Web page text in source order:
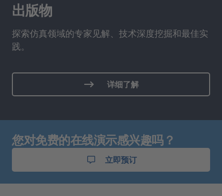
出版物
探索仿真领域的专家见解、技术深度挖掘和最佳实
践。
详细了解
您对免费的在线演示感兴趣吗？
立即预订